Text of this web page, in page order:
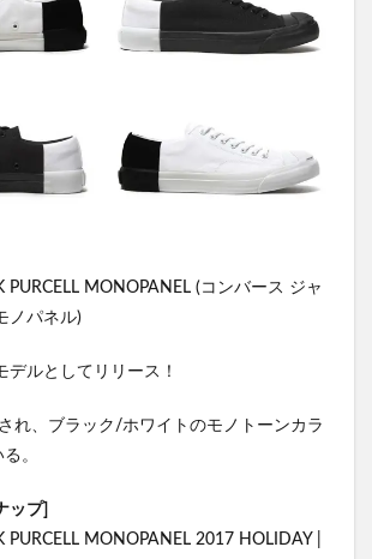
PURCELL MONOPANEL (コンバース ジャ
ノパネル)
デルとしてリリース！
れ、ブラック/ホワイトのモノトーンカラ
。
ップ]
PURCELL MONOPANEL 2017 HOLIDAY |